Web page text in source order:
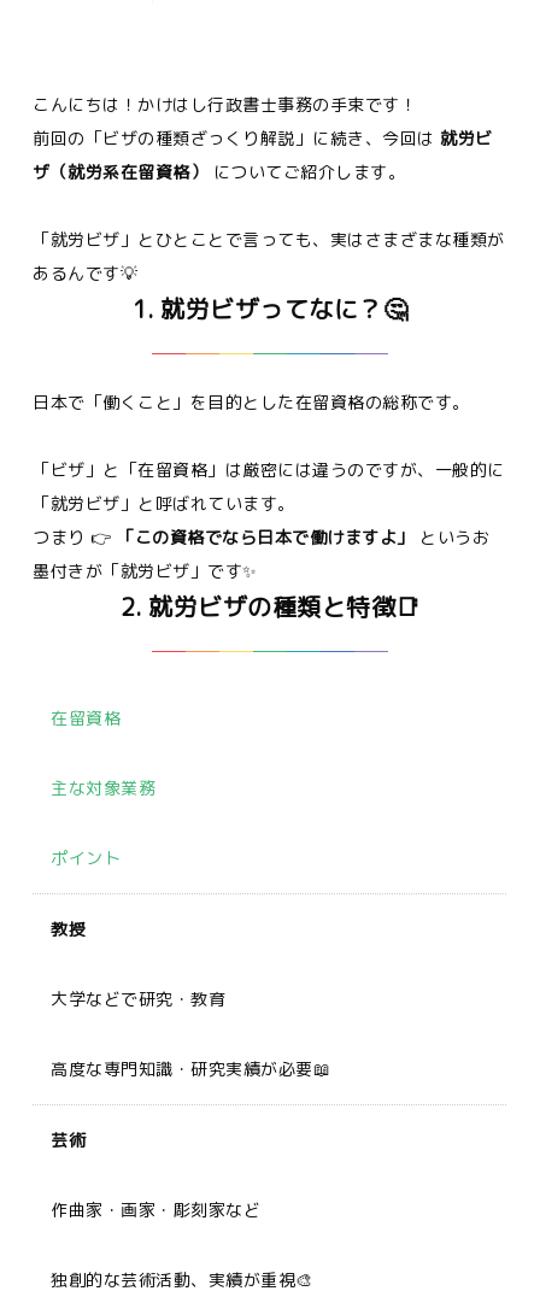
こんにちは！かけはし行政書士事務の手束です！
前回の「ビザの種類ざっくり解説」に続き、今回は就労ビ
ザ（就労系在留資格）
についてご紹介します。
「就労ビザ」とひとことで言っても、実はさまざまな種類が
あるんです💡
1. 就労ビザってなに？🤔
日本で「働くこと」を目的とした在留資格の総称です。
「ビザ」と「在留資格」は厳密には違うのですが、一般的に
「就労ビザ」と呼ばれています。
つまり 👉
「この資格でなら日本で働けますよ」
というお
墨付きが「就労ビザ」です✨
2. 就労ビザの種類と特徴📑
在留資格
主な対象業務
ポイント
教授
大学などで研究・教育
高度な専門知識・研究実績が必要📖
芸術
作曲家・画家・彫刻家など
独創的な芸術活動、実績が重視🎨